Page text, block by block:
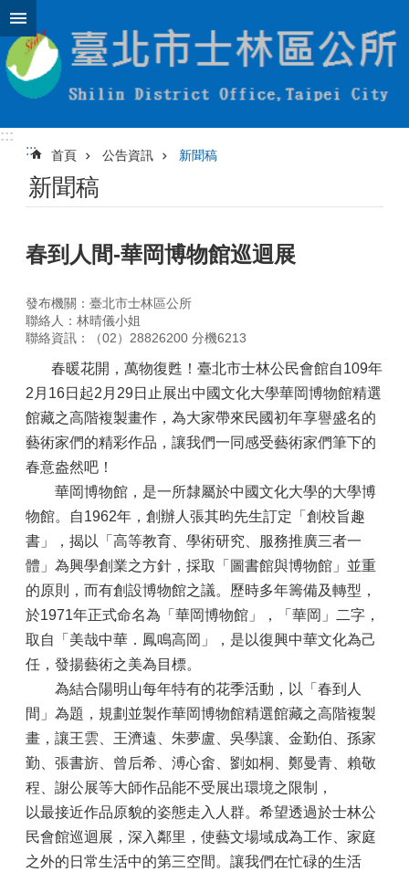
跳到主要內容區塊
:::
:::
首頁 公告資訊 新聞稿
新聞稿
春到人間-華岡博物館巡迴展
發布機關：臺北市士林區公所
聯絡人：林晴儀小姐
聯絡資訊：（02）28826200 分機6213
春暖花開，萬物復甦！臺北市士林公民會館自109年
2月16日起2月29日止展出中國文化大學華岡博物館精選
館藏之高階複製畫作，為大家帶來民國初年享譽盛名的
藝術家們的精彩作品，讓我們一同感受藝術家們筆下的
春意盎然吧！
華岡博物館，是一所隸屬於中國文化大學的大學博
物館。自1962年，創辦人張其昀先生訂定「創校旨趣
書」，揭以「高等教育、學術研究、服務推廣三者一
體」為興學創業之方針，採取「圖書館與博物館」並重
的原則，而有創設博物館之議。歷時多年籌備及轉型，
於1971年正式命名為「華岡博物館」，「華岡」二字，
取自「美哉中華．鳳鳴高岡」，是以復興中華文化為己
任，發揚藝術之美為目標。
為結合陽明山每年特有的花季活動，以「春到人
間」為題，規劃並製作華岡博物館精選館藏之高階複製
畫，讓王雲、王濟遠、朱夢盧、吳學讓、金勤伯、孫家
勤、張書旂、曾后希、溥心畬、劉如桐、鄭曼青、賴敬
程、謝公展等大師作品能不受展出環境之限制，
以最接近作品原貌的姿態走入人群。希望透過於士林公
民會館巡迴展，深入鄰里，使藝文場域成為工作、家庭
之外的日常生活中的第三空間。讓我們在忙碌的生活